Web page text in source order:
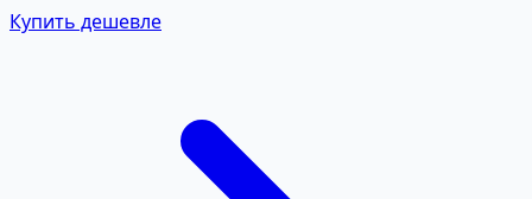
Купить дешевле